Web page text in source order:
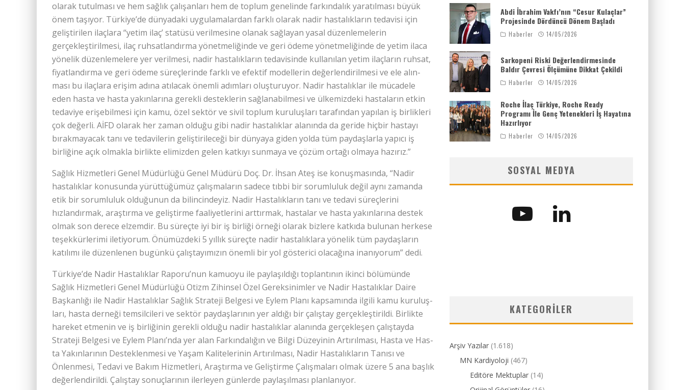
olarak tutulması ve hem sağlık çalışanları hem de toplum genelinde farkındalık yaratılması büyük
önem taşıyor. Türkiye’de dünyadaki uygulamalardan farklı olarak nadir hastalıkların tedavisi için
geliştirilen ilaçlara “yetim ilaç’ statüsü veril­mesine olanak sağlayan yasal düzenlemelerin
gerçekleştirilmesi, ilaç ruhsatlandırma yönetmeliğinde ve geri ödeme yönetmeliğinde de yetim ilaca
yönelik düzenlemelere yer verilmesi, nadir hastalıkların tedavisinde kullanılan yetim ilaçların ruhsat,
fiyatlandırma ve geri ödeme süreçlerinde farklı ve efektif modellerin değerlendirilmesi ve ele alın­
ması bu ilaç­lara erişim adına atılacak önemli adımları oluşturuyor. Nadir hastalıklar ile mücadele
eden hasta ve hasta yakınlarına gerekli desteklerin sağlanabilmesi ve ülkemizdeki hastaların etkin
teda­viye erişebilmesi için kamu, özel sektör ve sivil toplum kuruluşları tarafından yapılan iş birlikleri
çok değerli. AİFD olarak her zaman olduğu gibi nadir hastalıklar alanında da geride hiçbir hastayı
bırakmayacak tanı ve tedavilerin geliştirileceği bir dünyaya giden yolda tüm paydaşlarla yapıcı iş
birliğine açık olmakla birlikte elimizden gelen katkıyı sunmaya ve çözüm ortağı olmaya hazırız.”
Sağlık Hizmetleri Genel Müdürlüğü Genel Mü­dü­rü Doç. Dr. İhsan Ateş ise konuşmasında, “Nadir
hastalıklar konusunda yürüttüğümüz çalışmaların sadece tıbbi bir sorumluluk değil aynı zamanda
etik bir sorumluluk oldu­­ğunun da bilincindeyiz. Nadir Hasta­lık­ların tanı ve tedavi süreçlerini
hızlandırmak, araş­tırma ve geliştirme faaliyetlerini arttırmak, hastalar ve hasta yakınlarına destek
olmak son derece elzemdir. Bu süreçte iyi bir iş birliği örneği olarak bizlere katkıda bulunan herkese
teşekkürlerimi iletiyorum. Önü­müz­deki 5 yıllık süreçte nadir hastalıklara yönelik tüm paydaşların
katılımı ile düzenlenen bugünkü çalıştayımızın önemli bir yol gösterici olacağına inanıyorum” dedi.
Türkiye’de Nadir Hastalıklar Ra­poru’nun kamuoyu ile paylaşıldığı toplantının ikinci bölümünde
Sağlık Hizmetleri Genel Mü­dürlüğü Otizm Zihin­sel Özel Gereksinimler ve Na­dir Hasta­lıklar Daire
Baş­kan­­lığı ile Nadir Hastalıklar Sağlık Stra­­teji Belge­si ve Eylem Planı kapsamında ilgili kamu kuru­luş­
ları, hasta derneği tem­­sil­ci­leri ve sektör paydaşlarının yer aldığı bir çalıştay gerçekleştirildi. Birlikte
hareket etmenin ve iş birliğinin gerekli olduğu nadir hastalıklar alanında gerçekleşen çalıştayda
Stra­teji Bel­gesi ve Eylem Planı’nda yer alan Farkın­da­lığın ve Bilgi Dü­ze­yinin Artırıl­ması, Hasta ve Has­
ta Yakın­larının Destek­len­me­si ve Yaşam Kalitelerinin Ar­tı­­rılması, Nadir Hastalıkların Ta­nı­sı ve
Önlenmesi, Tedavi ve Ba­kım Hizmetleri, Araştırma ve Geliştirme Çalışmaları olmak üzere 5 ana başlık
değerlendirildi. Çalıştay sonuçlarının ilerleyen günlerde paylaşılması planlanıyor.
Abdi İbrahim Vakfı’nın “Cesur Kulaçlar”
Projesinde Dördüncü Dönem Başladı
Haberler 14/05/2026
Sarkopeni Riski Değerlendirmesinde
Baldır Çevresi Ölçümüne Dikkat Çekildi
Haberler 14/05/2026
Roche İlaç Türkiye, Roche Ready
Programı İle Genç Yetenekleri İş Hayatına
Hazırlıyor
Haberler 14/05/2026
SOSYAL MEDYA
KATEGORILER
Arşiv Yazılar (1.618)
MN Kardiyoloji (467)
Editöre Mektuplar (14)